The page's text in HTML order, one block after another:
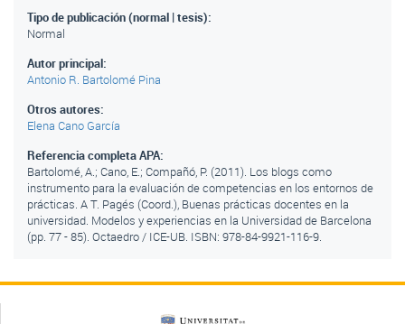
Tipo de publicación (normal | tesis):
Normal
Autor principal:
Antonio R. Bartolomé Pina
Otros autores:
Elena Cano García
Referencia completa APA:
Bartolomé, A.; Cano, E.; Compañó, P. (2011). Los blogs como
instrumento para la evaluación de competencias en los entornos de
prácticas. A T. Pagés (Coord.), Buenas prácticas docentes en la
universidad. Modelos y experiencias en la Universidad de Barcelona
(pp. 77 - 85). Octaedro / ICE-UB. ISBN: 978-84-9921-116-9.